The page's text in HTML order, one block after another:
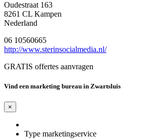
Oudestraat 163
8261 CL Kampen
Nederland
06 10560665
http://www.sterinsocialmedia.nl/
GRATIS offertes aanvragen
Vind een marketing bureau in Zwartsluis
×
Type marketingservice